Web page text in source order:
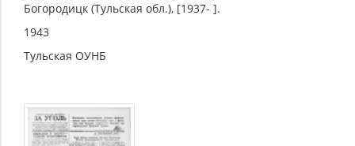
Богородицк (Тульская обл.), [1937- ].
1943
Тульская ОУНБ